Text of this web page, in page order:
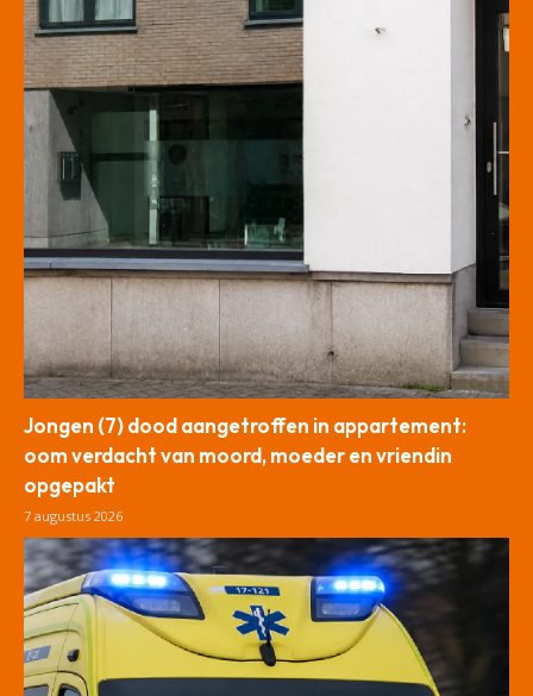
Jongen (7) dood aangetroffen in appartement:
oom verdacht van moord, moeder en vriendin
opgepakt
7 augustus 2026